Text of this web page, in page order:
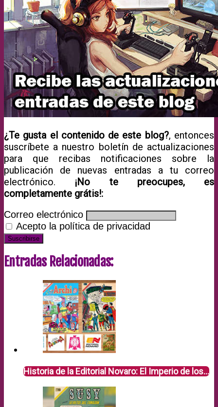
¿Te gusta el contenido de este blog?, entonces
suscríbete a nuestro boletín de actualizaciones
para que recibas notificaciones sobre la
publicación de nuevas entradas a tu correo
electrónico. ¡No te preocupes, es
completamente grátis!:
Correo electrónico
Acepto la política de privacidad
Entradas Relacionadas:
Historia de la Editorial Novaro: El Imperio de los…